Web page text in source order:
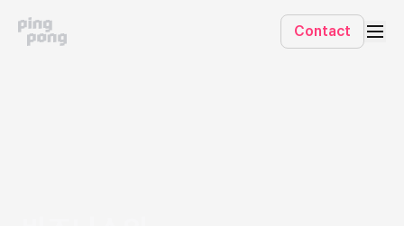
Contact